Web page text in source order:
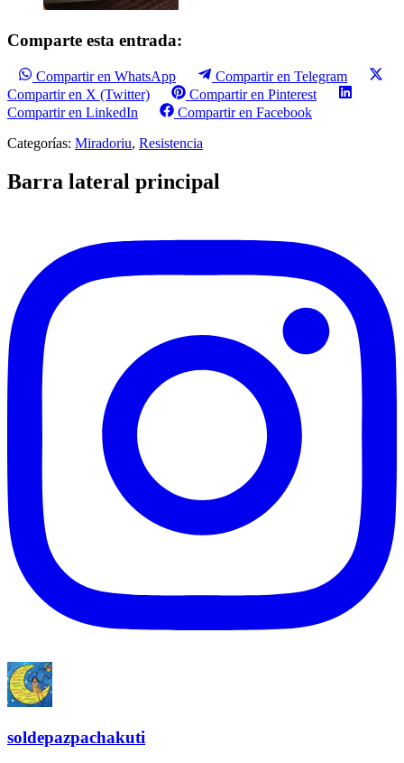
Comparte esta entrada:
Compartir en WhatsApp
Compartir en Telegram
Compartir en X (Twitter)
Compartir en Pinterest
Compartir en LinkedIn
Compartir en Facebook
Categorías: Miradoriu, Resistencia
Barra lateral principal
soldepazpachakuti